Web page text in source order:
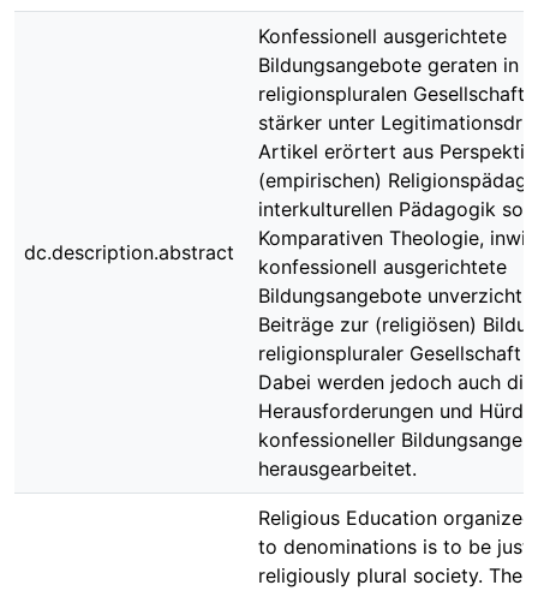
dc.description.abstract
Konfessionell ausgerichtete
Bildungsangebote geraten in
religionspluralen Gesellschaft
stärker unter
Artikel erörtert aus
(empirischen)
interkulturellen Pädagogik
Komparativen Theologie,
konfessionell ausgerichtete
Bildungsangebote
Beiträge zur (religiösen)
religionspluraler Gesellschaft
Dabei werden jedoch auch die
Herausforderungen und
konfessioneller
herausgearbeitet.
Religious Education
to denominations is to be
religiously plural society. The